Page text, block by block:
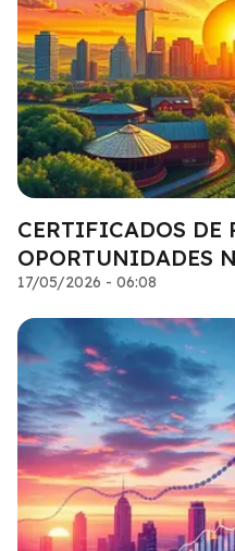
CERTIFICADOS DE
OPORTUNIDADES
17/05/2026 - 06:08